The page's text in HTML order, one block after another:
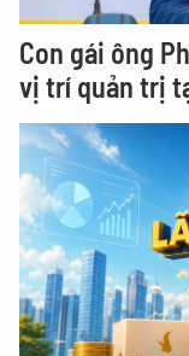
Con gái ông
vị trí quản trị